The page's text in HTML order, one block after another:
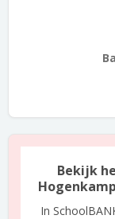
Bekijk
In